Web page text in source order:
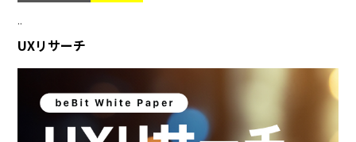
..
UXリサーチ